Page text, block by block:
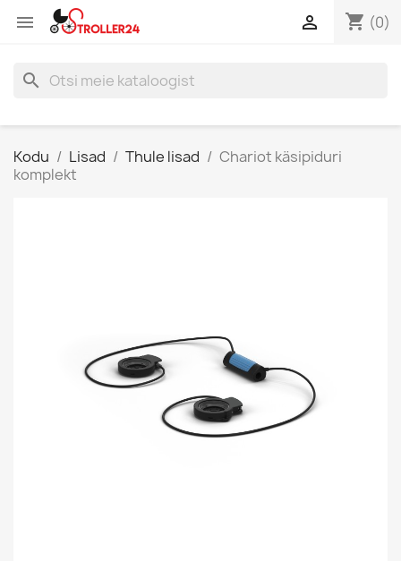
 shopping_cart (0)

search
Kodu Lisad Thule lisad
Chariot käsipiduri
komplekt